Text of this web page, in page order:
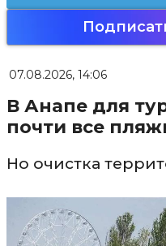
07.08.2026, 14:06
В Анапе для
почти все
Но очистка